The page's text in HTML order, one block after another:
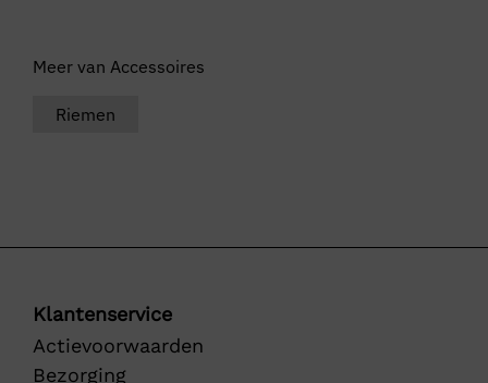
Meer van Accessoires
Riemen
Klantenservice
Actievoorwaarden
Bezorging